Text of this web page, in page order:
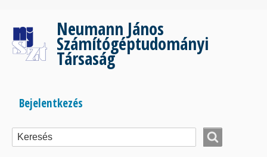
tartalomra
Neumann János
Számítógéptudományi
Társaság
Bejelentkezés
menüje
Bejelentkezés